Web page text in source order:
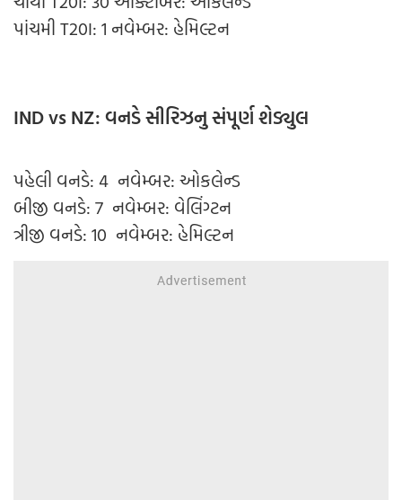
પાંચમી T20I: 1 નવેમ્બર: હેમિલ્ટન
IND vs NZ: વનડે સીરિઝનુ સંપૂર્ણ શેડ્યુલ
પહેલી વનડે: 4 નવેમ્બર: ઓકલેન્ડ
બીજી વનડે: 7 નવેમ્બર: વેલિંગ્ટન
ત્રીજી વનડે: 10 નવેમ્બર: હેમિલ્ટન